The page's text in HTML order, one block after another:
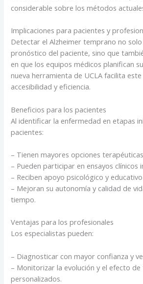
considerable sobre los métodos
Implicaciones para pacientes y
Detectar el Alzheimer temprano no
pronóstico del paciente, sino que
en que los equipos médicos planifican
nueva herramienta de UCLA facilita
accesibilidad y eficiencia.
Beneficios para los pacientes
Al identificar la enfermedad en etapas
pacientes:
– Tienen mayores opciones
– Pueden participar en ensayos clínicos
– Reciben apoyo psicológico y
– Mejoran su autonomía y calidad de
tiempo.
Ventajas para los profesionales
Los especialistas pueden:
– Diagnosticar con mayor confianza y
– Monitorizar la evolución y el efecto
personalizados.